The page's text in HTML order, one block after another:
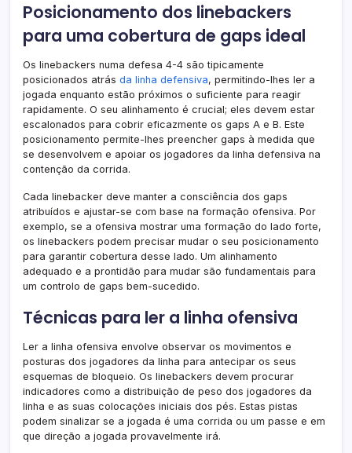
Posicionamento dos linebackers
para uma cobertura de gaps ideal
Os linebackers numa defesa 4-4 são tipicamente
posicionados atrás da linha defensiva, permitindo-lhes ler a
jogada enquanto estão próximos o suficiente para reagir
rapidamente. O seu alinhamento é crucial; eles devem estar
escalonados para cobrir eficazmente os gaps A e B. Este
posicionamento permite-lhes preencher gaps à medida que
se desenvolvem e apoiar os jogadores da linha defensiva na
contenção da corrida.
Cada linebacker deve manter a consciência dos gaps
atribuídos e ajustar-se com base na formação ofensiva. Por
exemplo, se a ofensiva mostrar uma formação do lado forte,
os linebackers podem precisar mudar o seu posicionamento
para garantir cobertura desse lado. Um alinhamento
adequado e a prontidão para mudar são fundamentais para
um controlo de gaps bem-sucedido.
Técnicas para ler a linha ofensiva
Ler a linha ofensiva envolve observar os movimentos e
posturas dos jogadores da linha para antecipar os seus
esquemas de bloqueio. Os linebackers devem procurar
indicadores como a distribuição de peso dos jogadores da
linha e as suas colocações iniciais dos pés. Estas pistas
podem sinalizar se a jogada é uma corrida ou um passe e em
que direção a jogada provavelmente irá.